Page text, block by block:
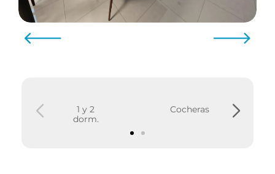
1 y 2
dorm.
Cocheras